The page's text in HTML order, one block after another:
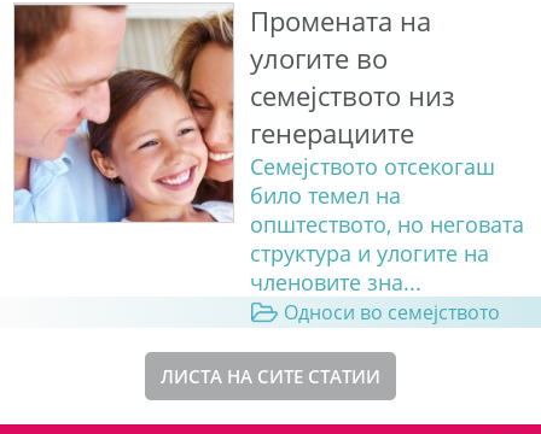
Промената на
улогите во
семејството низ
генерациите
Семејството отсекогаш
било темел на
општеството, но неговата
структура и улогите на
членовите зна...
Односи во семејството
ЛИСТА НА СИТЕ СТАТИИ